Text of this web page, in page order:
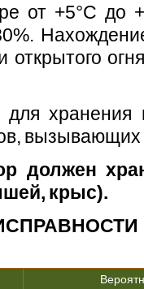
от +5°С до
хранения
должен
крыс).